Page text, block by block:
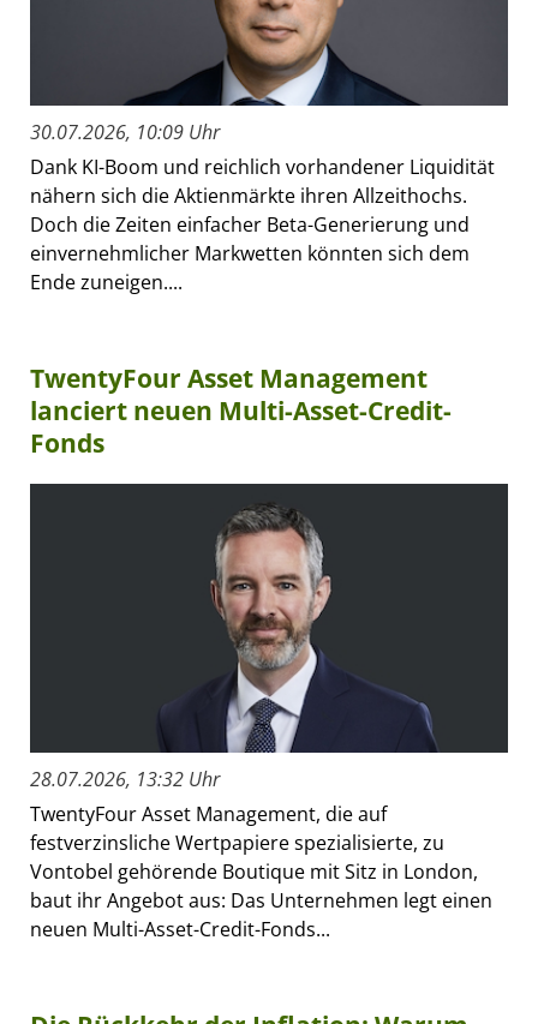
30.07.2026, 10:09 Uhr
Dank KI-Boom und reichlich vorhandener Liquidität
nähern sich die Aktienmärkte ihren Allzeithochs.
Doch die Zeiten einfacher Beta-Generierung und
einvernehmlicher Markwetten könnten sich dem
Ende zuneigen....
TwentyFour Asset Management
lanciert neuen Multi-Asset-Credit-
Fonds
28.07.2026, 13:32 Uhr
TwentyFour Asset Management, die auf
festverzinsliche Wertpapiere spezialisierte, zu
Vontobel gehörende Boutique mit Sitz in London,
baut ihr Angebot aus: Das Unternehmen legt einen
neuen Multi-Asset-Credit-Fonds...